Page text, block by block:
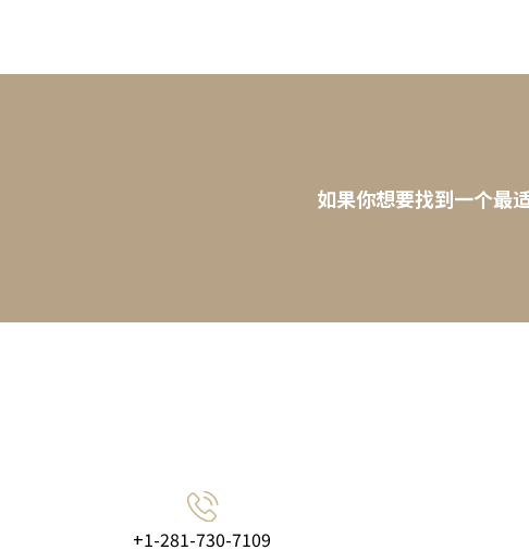
如果你想要找到一个最
+1-281-730-7109